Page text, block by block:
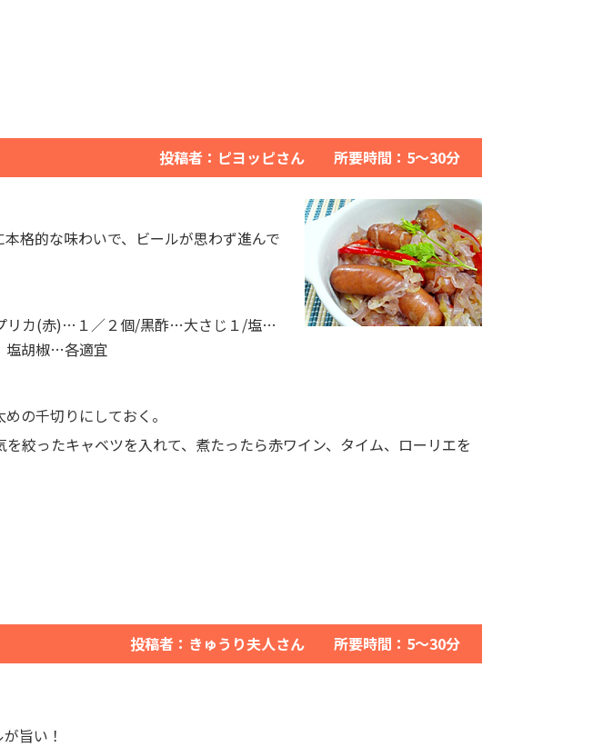
投稿者：ピヨッピさん 所要時間：5～30分
格的な味わいで、ビールが思わず進んで
リカ(赤)…１／２個/黒酢…大さじ１/塩…
塩胡椒…各適宜
の千切りにしておく。
絞ったキャベツを入れて、煮たったら赤ワイン、タイム、ローリエを
投稿者：きゅうり夫人さん 所要時間：5～30分
旨い！